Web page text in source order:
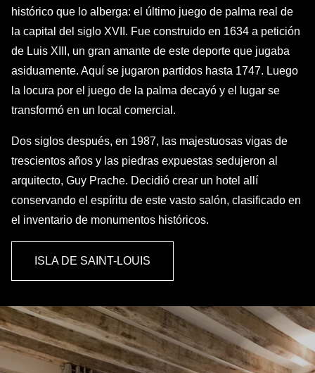
histórico que lo alberga: el último juego de palma real de
la capital del siglo XVII. Fue construido en 1634 a petición
de Luis XIII, un gran amante de este deporte que jugaba
asiduamente. Aquí se jugaron partidos hasta 1747. Luego
la locura por el juego de la palma decayó y el lugar se
transformó en un local comercial.
Dos siglos después, en 1987, las majestuosas vigas de
trescientos años y las piedras expuestas sedujeron al
arquitecto, Guy Prache. Decidió crear un hotel allí
conservando el espíritu de este vasto salón, clasificado en
el inventario de monumentos históricos.
ISLA DE SAINT-LOUIS